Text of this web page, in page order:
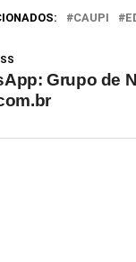
CAUPI
Grupo de